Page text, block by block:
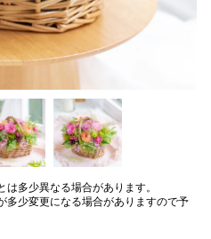
は多少異なる場合があります。
多少変更になる場合がありますので予